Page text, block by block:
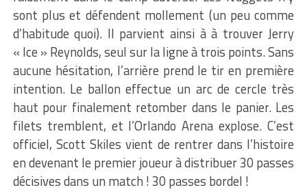
sont plus et défendent mollement (un peu comme
d’habitude quoi). Il parvient ainsi à à trouver Jerry
« Ice » Reynolds, seul sur la ligne à trois points. Sans
aucune hésitation, l’arrière prend le tir en première
intention. Le ballon effectue un arc de cercle très
haut pour finalement retomber dans le panier. Les
filets tremblent, et l’Orlando Arena explose. C’est
officiel, Scott Skiles vient de rentrer dans l’histoire
en devenant le premier joueur à distribuer 30 passes
décisives dans un match ! 30 passes bordel !